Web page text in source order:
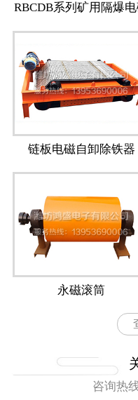
RBCDB系列矿用隔爆
除铁器
链板电磁自卸除铁器
永磁滚筒
咨询热